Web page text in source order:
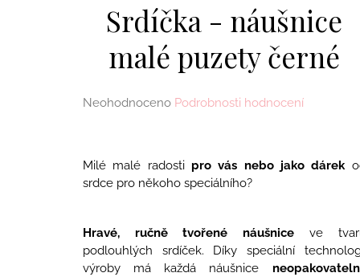
Srdíčka - náušnice
malé puzety černé
Průměrné
0,0
z
hvězdiček.
Neohodnoceno Podrobnosti hodnocení
Milé malé radosti pro vás nebo jako dárek
srdce pro někoho speciálního?
Hravé, ručně tvořené náušnice ve
podlouhlých srdíček. Díky speciální
výroby má každá náušnice
1 190 Kč